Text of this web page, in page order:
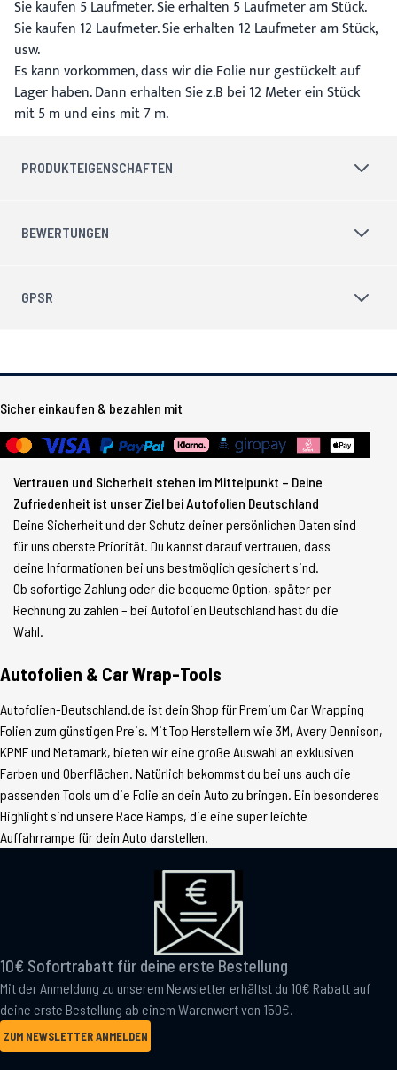
Sie kaufen 5 Laufmeter. Sie erhalten 5 Laufmeter am Stück.
Sie kaufen 12 Laufmeter. Sie erhalten 12 Laufmeter am Stück,
usw.
Es kann vorkommen, dass wir die Folie nur gestückelt auf
Lager haben. Dann erhalten Sie z.B bei 12 Meter ein Stück
mit 5 m und eins mit 7 m.
PRODUKTEIGENSCHAFTEN
BEWERTUNGEN
GPSR
Sicher einkaufen & bezahlen mit
Vertrauen und Sicherheit stehen im Mittelpunkt – Deine
Zufriedenheit ist unser Ziel bei Autofolien Deutschland
Deine Sicherheit und der Schutz deiner persönlichen Daten sind
für uns oberste Priorität. Du kannst darauf vertrauen, dass
deine Informationen bei uns bestmöglich gesichert sind.
Ob sofortige Zahlung oder die bequeme Option, später per
Rechnung zu zahlen – bei Autofolien Deutschland hast du die
Wahl.
Autofolien & Car Wrap-Tools
Autofolien-Deutschland.de ist dein Shop für Premium Car Wrapping
Folien zum günstigen Preis. Mit Top Herstellern wie 3M, Avery Dennison,
KPMF und Metamark, bieten wir eine große Auswahl an exklusiven
Farben und Oberflächen. Natürlich bekommst du bei uns auch die
passenden Tools um die Folie an dein Auto zu bringen. Ein besonderes
Highlight sind unsere Race Ramps, die eine super leichte
Auffahrrampe für dein Auto darstellen.
10€ Sofortrabatt für deine erste Bestellung
Mit der Anmeldung zu unserem Newsletter erhältst du 10€ Rabatt auf
deine erste Bestellung ab einem Warenwert von 150€.
ZUM NEWSLETTER ANMELDEN